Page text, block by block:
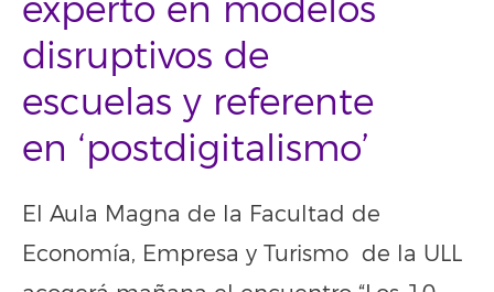
experto en modelos
disruptivos de
escuelas y referente
en ‘postdigitalismo’
El Aula Magna de la Facultad de
Economía, Empresa y Turismo de la ULL